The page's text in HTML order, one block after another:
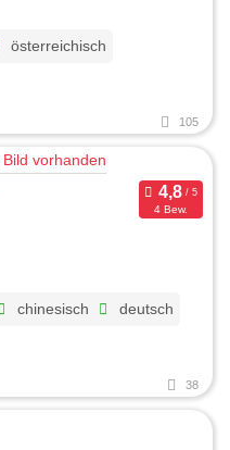
österreichisch
105
4 Bew.
chinesisch deutsch
38